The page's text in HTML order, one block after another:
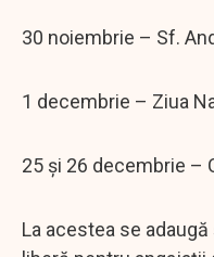
30 noiembrie – Sf.
1 decembrie – Ziua
25 și 26 decembrie –
La acestea se